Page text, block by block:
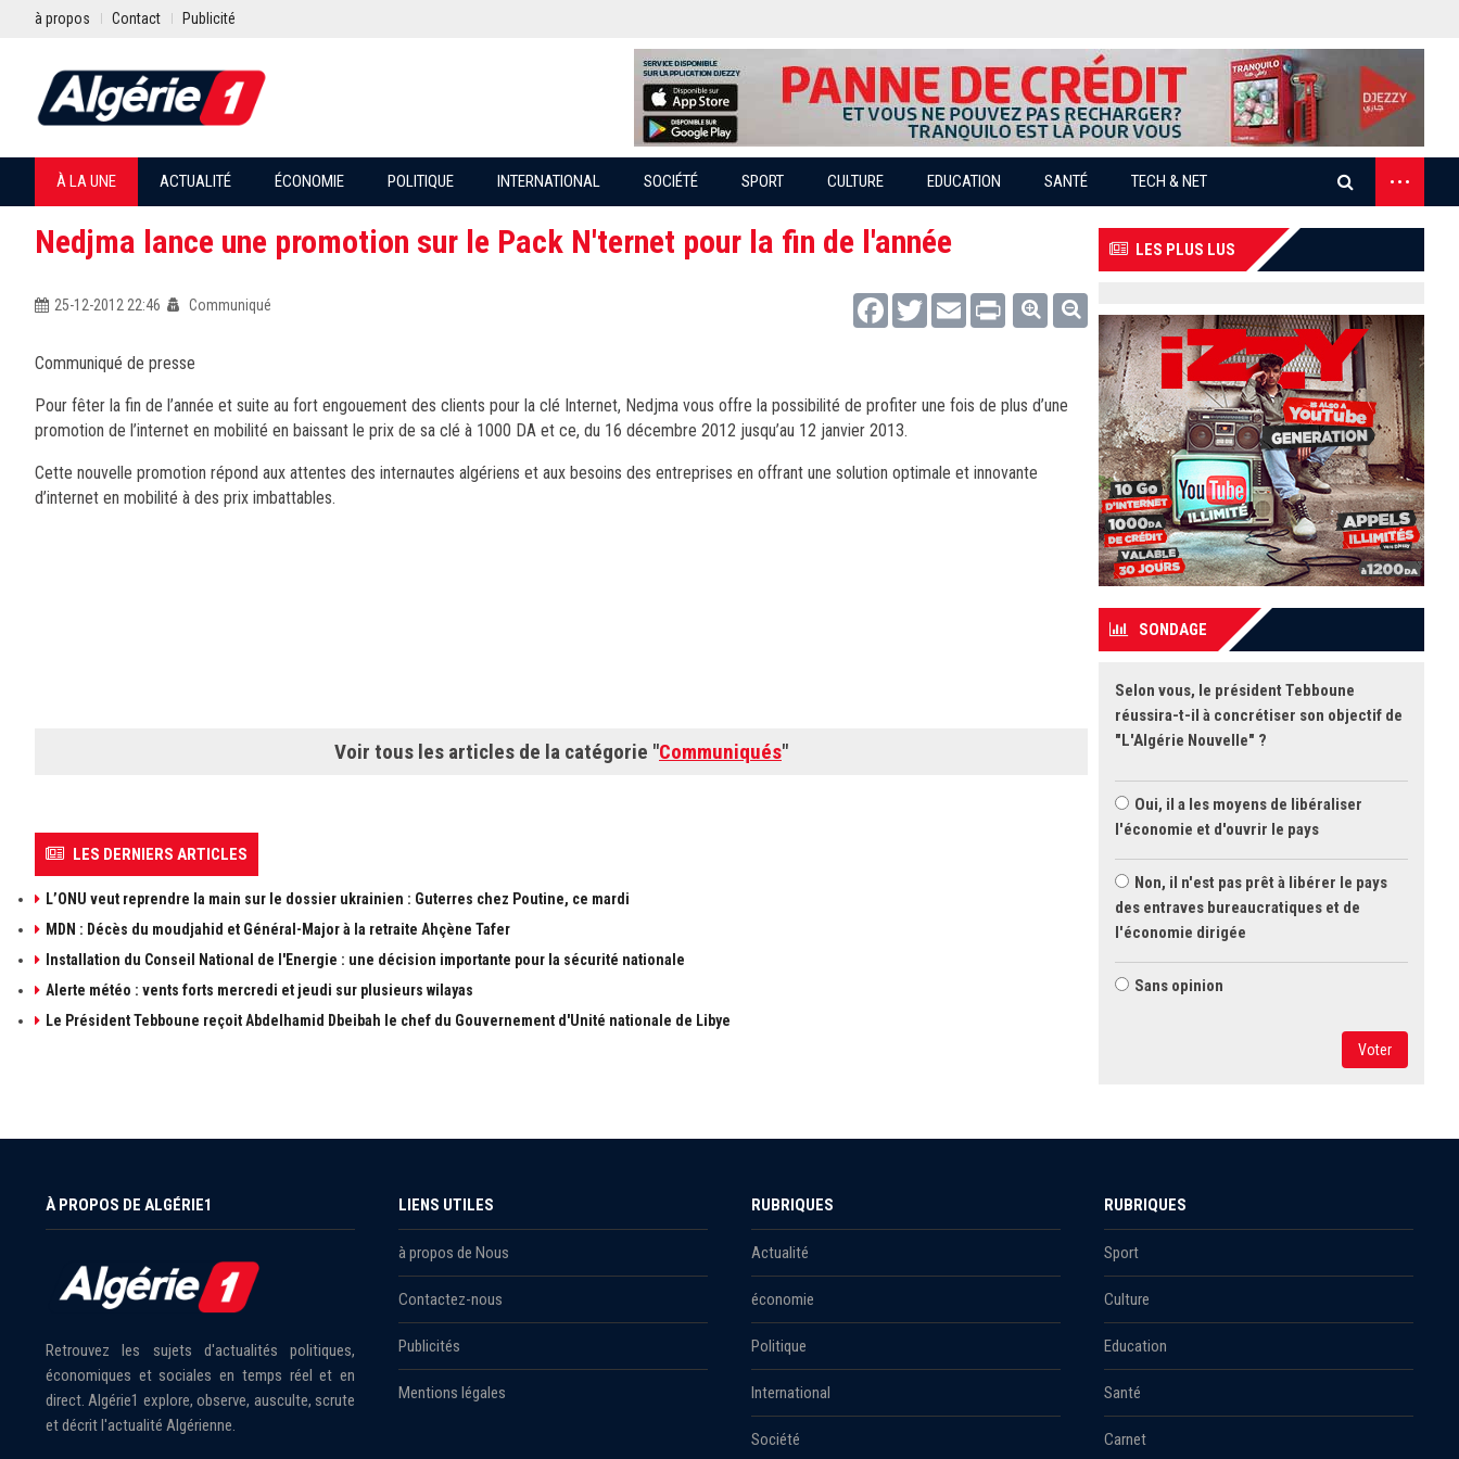
à propos Contact Publicité
À LA UNE ACTUALITÉ ÉCONOMIE POLITIQUE INTERNATIONAL SOCIÉTÉ SPORT CULTURE EDUCATION SANTÉ TECH & NET
...
Nedjma lance une promotion sur le Pack N'ternet pour la fin de l'année
25-12-2012 22:46 Communiqué FacebookTwitter Email Print
Communiqué de presse
Pour fêter la fin de l’année et suite au fort engouement des clients pour la clé Internet, Nedjma vous offre la possibilité de profiter une fois de plus d’une
promotion de l’internet en mobilité en baissant le prix de sa clé à 1000 DA et ce, du 16 décembre 2012 jusqu’au 12 janvier 2013.
Cette nouvelle promotion répond aux attentes des internautes algériens et aux besoins des entreprises en offrant une solution optimale et innovante
d’internet en mobilité à des prix imbattables.
Voir tous les articles de la catégorie "Communiqués"
LES DERNIERS ARTICLES
L’ONU veut reprendre la main sur le dossier ukrainien : Guterres chez Poutine, ce mardi
MDN : Décès du moudjahid et Général-Major à la retraite Ahçène Tafer
Installation du Conseil National de l'Energie : une décision importante pour la sécurité nationale
Alerte météo : vents forts mercredi et jeudi sur plusieurs wilayas
Le Président Tebboune reçoit Abdelhamid Dbeibah le chef du Gouvernement d'Unité nationale de Libye
LES PLUS LUS
SONDAGE
Selon vous, le président Tebboune
réussira-t-il à concrétiser son objectif de
"L'Algérie Nouvelle" ?
Oui, il a les moyens de libéraliser
l'économie et d'ouvrir le pays
Non, il n'est pas prêt à libérer le pays
des entraves bureaucratiques et de
l'économie dirigée
Sans opinion
Voter
À PROPOS DE ALGÉRIE1
Retrouvez les sujets d'actualités politiques,
économiques et sociales en temps réel et en
direct. Algérie1 explore, observe, ausculte, scrute
et décrit l'actualité Algérienne.
LIENS UTILES
à propos de Nous
Contactez-nous
Publicités
Mentions légales
RUBRIQUES
Actualité
économie
Politique
International
Société
RUBRIQUES
Sport
Culture
Education
Santé
Carnet